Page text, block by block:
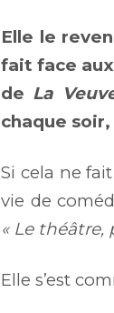
Elle le
fait face
de La
chaque soir,
Si cela ne
vie de
« Le
Elle s’est